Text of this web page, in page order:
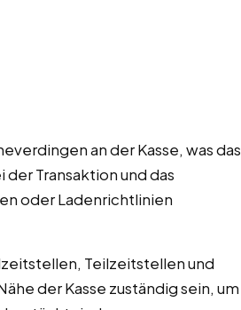
an der Kasse, was das
Transaktion und das
oder Ladenrichtlinien
Teilzeitstellen und
der Kasse zuständig sein, um